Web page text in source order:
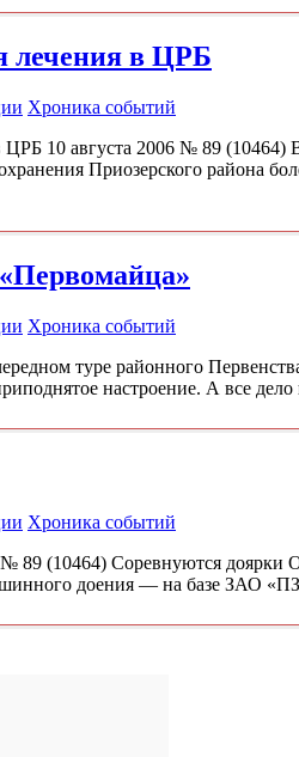
лечения в ЦРБ
Хроника событий
10 августа 2006 № 89 (10464)
Приозерского района
Хроника событий
туре районного
настроение. А все
Хроника событий
(10464) Соревнуются доярки
доения — на базе ЗАО